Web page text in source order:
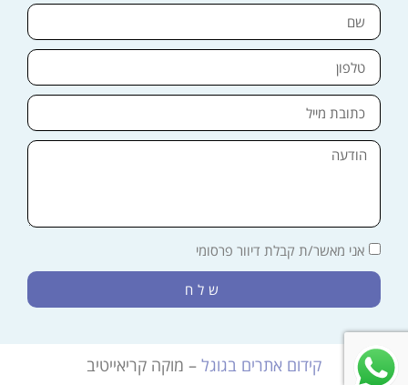
אני מאשר/ת קבלת דיוור פרסומי
שלח
קידום אתרים בגוגל – מוקה קריאייטיב